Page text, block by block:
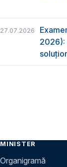
27.07.2026
2026):
MINISTER
Organigramă